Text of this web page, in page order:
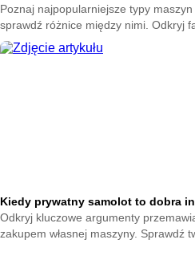
Poznaj najpopularniejsze typy
sprawdź różnice między nimi. Odkryj
świat lotnictwa pasażerskiego w tym
Kiedy prywatny samolot to dobra
Odkryj kluczowe argumenty
zakupem własnej maszyny. Sprawdź